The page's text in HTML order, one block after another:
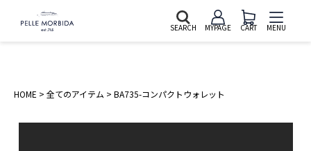
SEARCH MYPAGE CART MENU
HOME 全てのアイテム BA735-コンパクトウォレット